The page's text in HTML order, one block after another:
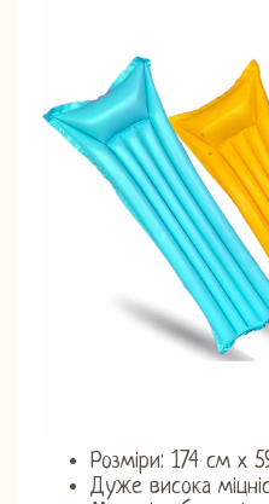
Розміри: 174 см х
Дуже висока